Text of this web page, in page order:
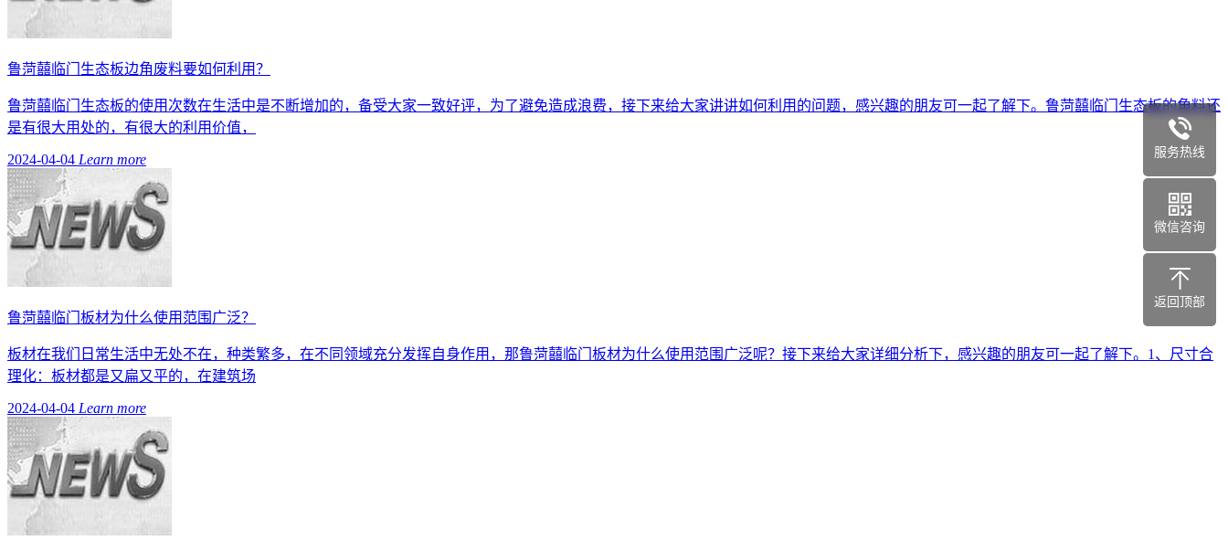
鲁菏囍临门生态板边角废料要如何利用？
鲁菏囍临门生态板的使用次数在生活中是不断增加的，备受大家一致好评，为了避免造成浪费，接下来给大家讲讲如何利用的问题，感兴趣的朋友可一起了解下。鲁菏囍临门生态板的角料还
是有很大用处的，有很大的利用价值，
2024-04-04 Learn more
鲁菏囍临门板材为什么使用范围广泛？
板材在我们日常生活中无处不在，种类繁多，在不同领域充分发挥自身作用，那鲁菏囍临门板材为什么使用范围广泛呢？接下来给大家详细分析下，感兴趣的朋友可一起了解下。1、尺寸合
理化：板材都是又扁又平的，在建筑场
2024-04-04 Learn more
服务热线
微信咨询
返回顶部